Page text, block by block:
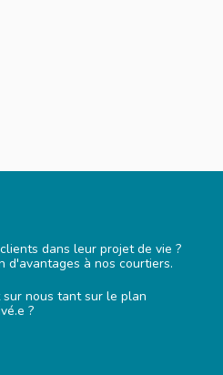
dans leur projet de vie ?
d'avantages à nos courtiers.
nous tant sur le plan
?